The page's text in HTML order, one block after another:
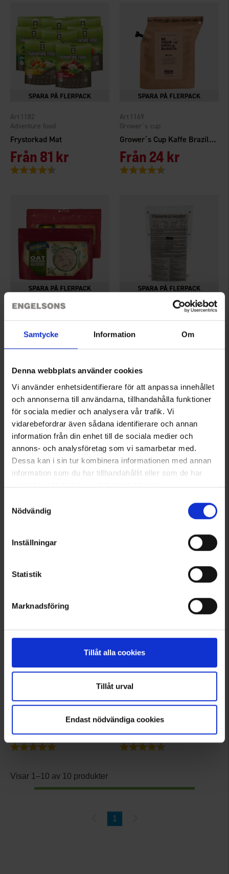
Samtycke Information Om
Denna webbplats använder cookies
Vi använder enhetsidentifierare för att anpassa innehållet
och annonserna till användarna, tillhandahålla funktioner
för sociala medier och analysera vår trafik. Vi
vidarebefordrar även sådana identifierare och annan
information från din enhet till de sociala medier och
annons- och analysföretag som vi samarbetar med.
Dessa kan i sin tur kombinera informationen med annan
information som du har tillhandahållit eller som de har
samlat in när du har använt deras tjänster.
Nödvändig
Inställningar
Statistik
Marknadsföring
Tillåt alla cookies
Tillåt urval
Endast nödvändiga cookies
Frystorkad Mat
Adventure food
1182
Från81 kr
Betyg:
Grower´s Cup Kaffe Brazil 2 Cups
Grower´s cup
1169
Från24 kr
Betyg:
Blå Band Frystorkad Frukost
Blå Band
4551
Från52 kr
24 Hour meals
Från20 kr
Adventure food
Från67 kr
4.4 utav 5 stjärnor
24 Hour Meals Protein Bar
24 Hour meals
Från24 kr
Betyg: 5.0 utav 5 stjärnor
Muurikka Stekspray 250 ml
Muurikka
95 kr
Betyg: 4.1 utav 5 stjärnor
Visar 1–10 av 10 produkter
1